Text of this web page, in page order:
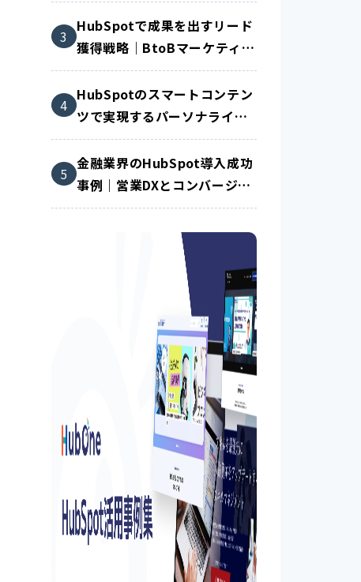
HubSpotで成果を出すリード
獲得戦略｜BtoBマーケティン
グ成功の秘訣とは？
HubSpotのスマートコンテン
ツで実現するパーソナライズ
戦略｜成果を生むCMS活用術
金融業界のHubSpot導入成功
事例｜営業DXとコンバージョ
ン率を同時に改善する方法